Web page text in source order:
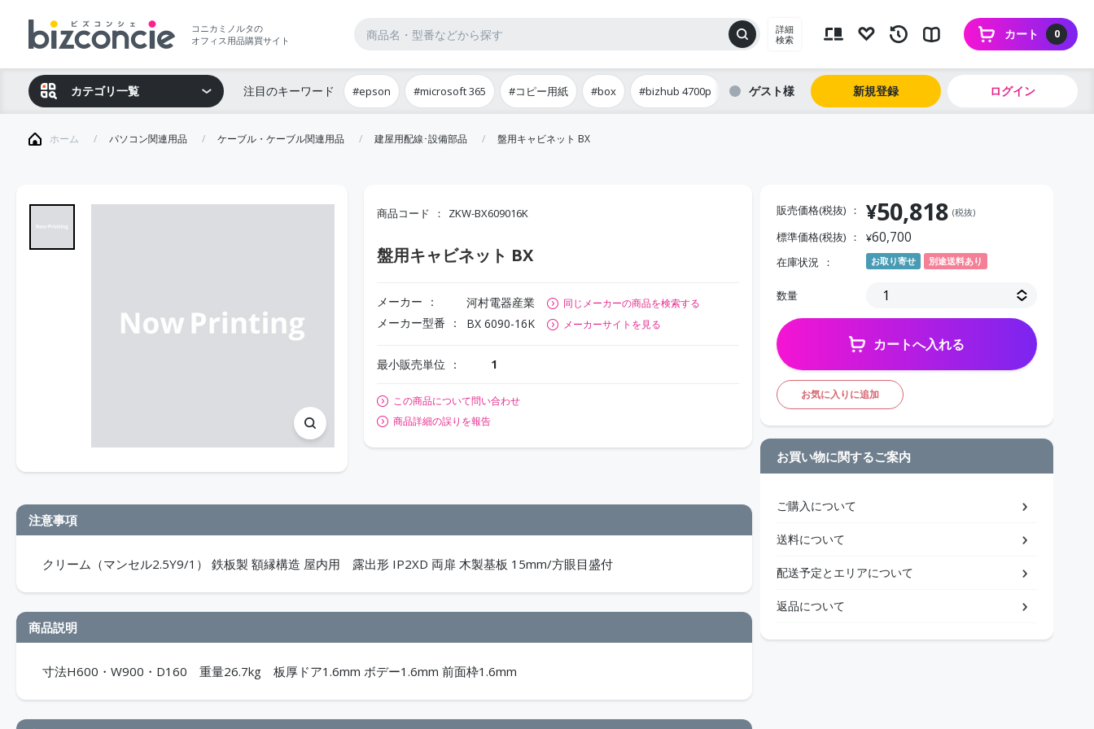
コニカミノルタの
オフィス用品購買サイト
詳細
検索
0
カート
カテゴリ一覧 注目のキーワード #epson #microsoft 365 #コピー用紙 #box #bizhub 4700p ゲスト 新規登録 ログイン
ホーム パソコン関連用品 ケーブル・ケーブル関連用品 建屋用配線･設備部品 盤用キャビネット BX
商品コード ZKW-BX609016K
盤用キャビネット BX
メーカー 河村電器産業 同じメーカーの商品を検索する
メーカー型番 BX 6090-16K メーカーサイトを見る
最小販売単位 1
この商品について問い合わせ
商品詳細の誤りを報告
注意事項
クリーム（マンセル2.5Y9/1） 鉄板製 額縁構造 屋内用 露出形 IP2XD 両扉 木製基板 15mm/方眼目盛付
商品説明
寸法H600・W900・D160 重量26.7kg 板厚ドア1.6mm ボデー1.6mm 前面枠1.6mm
販売価格(税抜) ¥50,818 (税抜)
標準価格(税抜) ¥60,700
在庫状況 お取り寄せ 別途送料あり
数量
カートへ入れる
お気に入りに追加
お買い物に関するご案内
ご購入について
送料について
配送予定とエリアについて
返品について